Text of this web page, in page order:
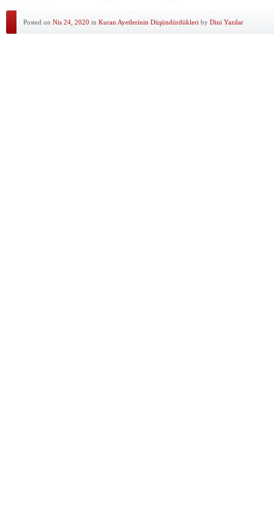
Posted on Nis 24, 2020 in Kuran Ayetlerinin Düşündürdükleri by Dini Yazilar